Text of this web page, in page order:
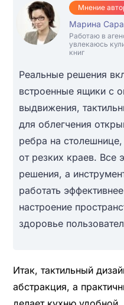
Мнение
Марина
Работаю в
увлекаюсь
книг
Реальные решения
встроенные ящики с
выдвижения,
для облегчения
ребра на
от резких краев. Все
решения, а
работать
настроение
здоровье
Итак, тактильный
абстракция, а